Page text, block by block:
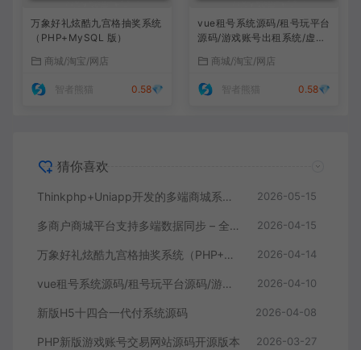
万象好礼炫酷九宫格抽奖系统
（PHP+MySQL 版）
商城/淘宝/网店
智者熊猫 0.58💎
vue租号系统源码/租号玩平台
源码/游戏账号出租系统/虚拟
商城/淘宝/网店
智者熊猫 0.58💎
猜你喜欢
Thinkphp+Uniapp开发的多端商城系统源码H5小程序APP支持DIY模板直播分销 2026-05-15
多商户商城平台支持多端数据同步 – 全开源 2026-04-15
万象好礼炫酷九宫格抽奖系统（PHP+MySQL 版） 2026-04-14
vue租号系统源码/租号玩平台源码/游戏账号出租系统/虚拟账号出租平台源码 2026-04-10
新版H5十四合一代付系统源码 2026-04-08
PHP新版游戏账号交易网站源码开源版本 2026-03-27